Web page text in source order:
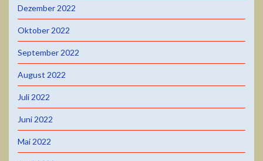
Dezember 2022
Oktober 2022
September 2022
August 2022
Juli 2022
Juni 2022
Mai 2022